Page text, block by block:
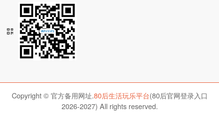
Copyright © 官方备用网址.80后生活玩乐平台(80后官网登录入口
2026-2027) All rights reserved.